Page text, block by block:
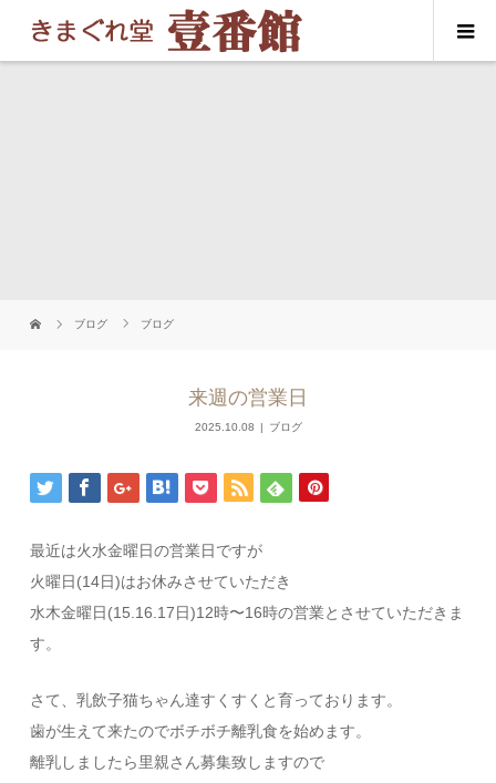
ブログ ブログ
来週の営業日
2025.10.08 ブログ
最近は火水金曜日の営業日ですが
火曜日(14日)はお休みさせていただき
水木金曜日(15.16.17日)12時〜16時の営業とさせていただきま
す。
さて、乳飲子猫ちゃん達すくすくと育っております。
歯が生えて来たのでボチボチ離乳食を始めます。
離乳しましたら里親さん募集致しますので